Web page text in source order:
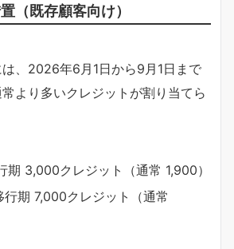
（既存顧客向け）
、2026年6月1日から9月1日まで
より多いクレジットが割り当てら
期 3,000クレジット（通常 1,900）
期 7,000クレジット（通常